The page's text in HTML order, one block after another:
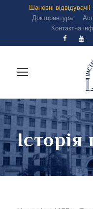
Шановні
Докторантура
Контактна
Історія